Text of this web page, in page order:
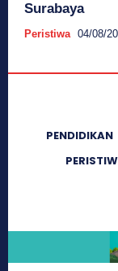
Surabaya
Peristiwa 04/08/
PENDIDIKAN